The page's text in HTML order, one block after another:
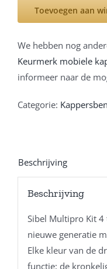
Kit
thermische
borstels
aantal
Toevoegen aan
We hebben nog
Keurmerk mobiele
informeer naar de
Categorie:
Beschrijving
Beschrijving
Sibel Multipro Kit
nieuwe generatie
Elke kleur van de
functie: de